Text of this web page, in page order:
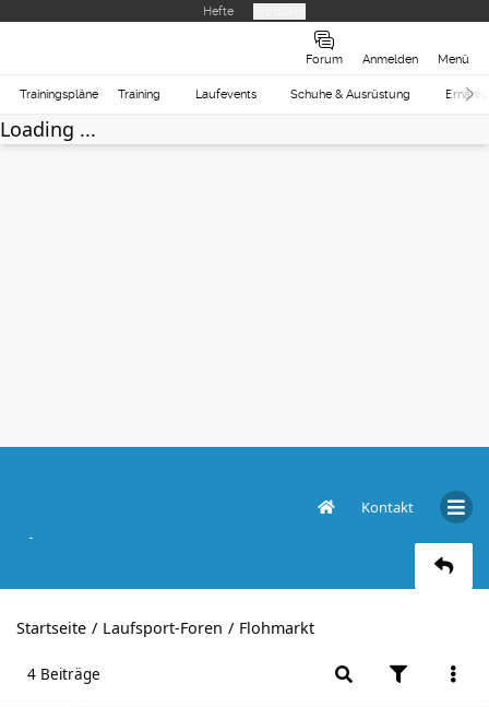
Hefte
Forum Anmelden Menü
Trainingspläne Training Laufevents Schuhe & Ausrüstung
Loading ...
Kontakt
Startseite Laufsport-Foren Flohmarkt
4 Beiträge